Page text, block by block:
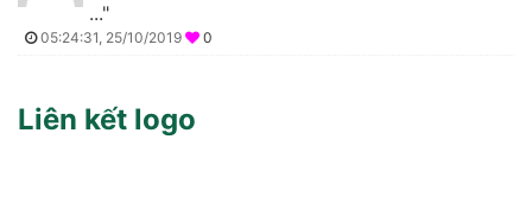
..."
05:24:31, 25/10/2019 0
Liên kết logo